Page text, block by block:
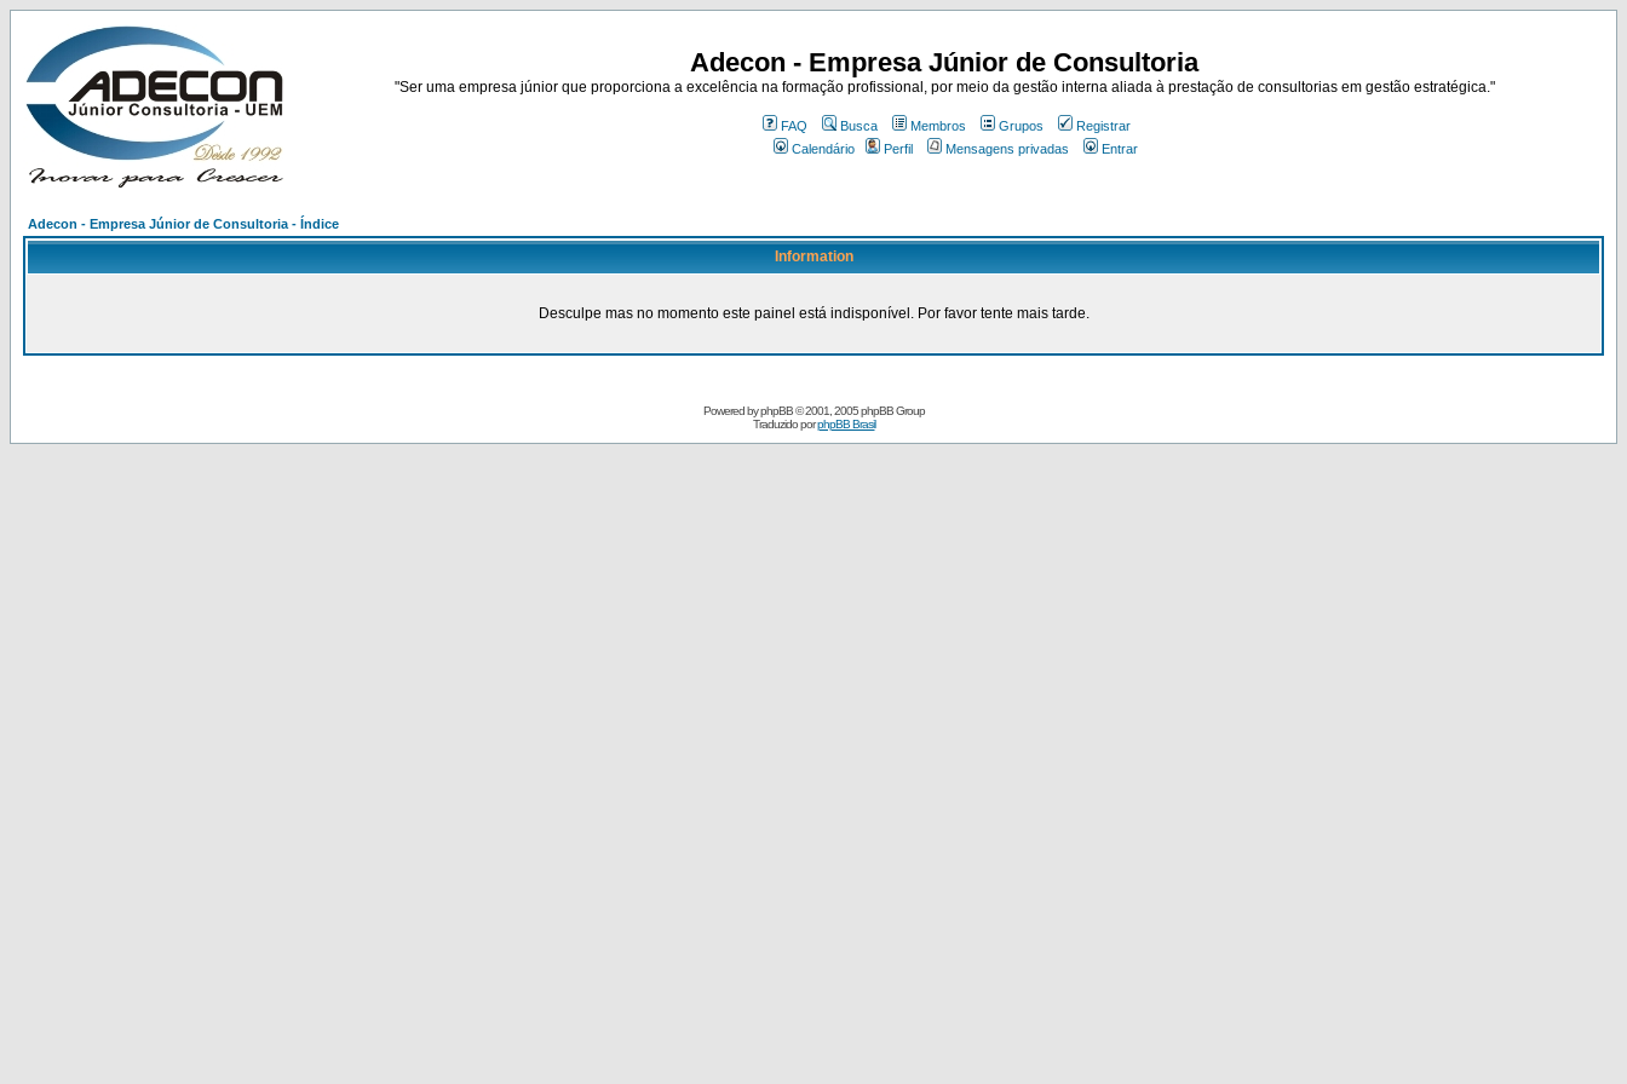
Adecon - Empresa Júnior de Consultoria
"Ser uma empresa júnior que proporciona a excelência na formação profissional, por meio da gestão interna aliada à prestação de consultorias em gestão estratégica."
FAQ Busca Membros Grupos
Registrar
Calendário
Perfil Mensagens privadas Entrar
Adecon - Empresa Júnior de Consultoria - Índice
Information
Desculpe mas no momento este painel está indisponível. Por favor tente mais tarde.
Powered byphpBB© 2001, 2005 phpBB Group
Traduzido porphpBB Brasil